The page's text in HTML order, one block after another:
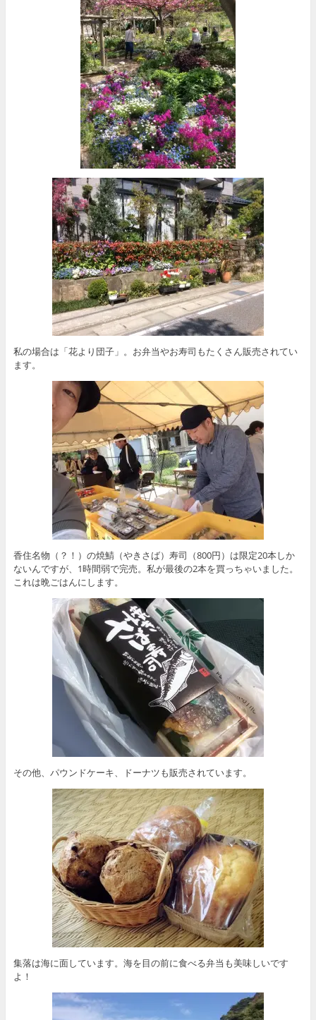
私の場合は「花より団子」。お弁当やお寿司もたくさん販売されてい
ます。
香住名物（？！）の焼鯖（やきさば）寿司（800円）は限定20本しか
ないんですが、1時間弱で完売。私が最後の2本を買っちゃいました。
これは晩ごはんにします。
その他、パウンドケーキ、ドーナツも販売されています。
集落は海に面しています。海を目の前に食べる弁当も美味しいです
よ！